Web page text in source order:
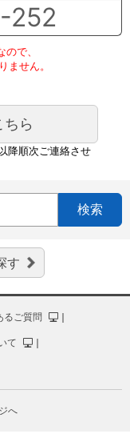
252
で、
ません。
ら
降順次ご連絡させ
検索
す
るご質問 ｜
て ｜
へ